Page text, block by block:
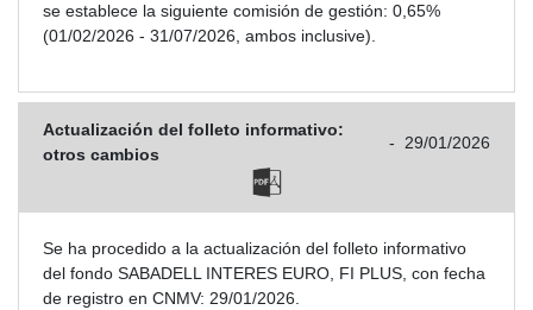
se establece la siguiente comisión de gestión: 0,65%
(01/02/2026 - 31/07/2026, ambos inclusive).
Actualización del folleto informativo:
otros cambios
- 29/01/2026
Se ha procedido a la actualización del folleto informativo
del fondo SABADELL INTERES EURO, FI PLUS, con fecha
de registro en CNMV: 29/01/2026.